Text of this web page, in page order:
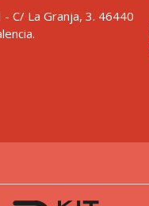
- C/ La Granja, 3. 46440